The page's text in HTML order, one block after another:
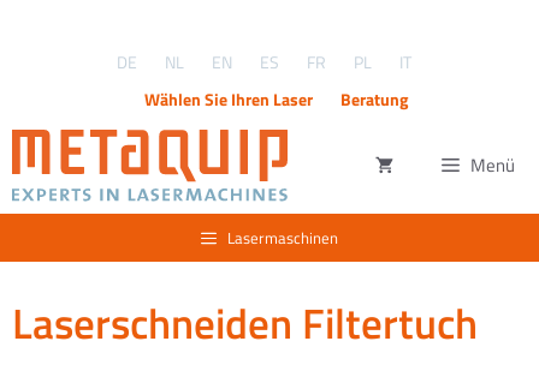
DE NL EN ES FR PL
IT
Wählen Sie Ihren Laser
Beratung
Menü
Lasermaschinen
Laserschneiden Filtertuch